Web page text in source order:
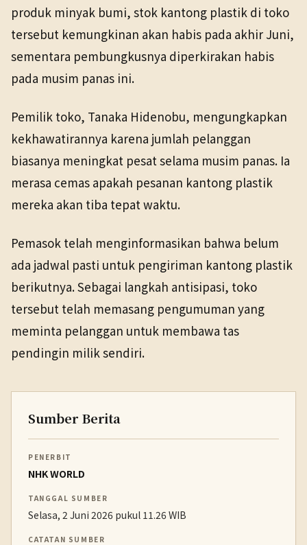
produk minyak bumi, stok kantong plastik di toko
tersebut kemungkinan akan habis pada akhir Juni,
sementara pembungkusnya diperkirakan habis
pada musim panas ini.
Pemilik toko, Tanaka Hidenobu, mengungkapkan
kekhawatirannya karena jumlah pelanggan
biasanya meningkat pesat selama musim panas. Ia
merasa cemas apakah pesanan kantong plastik
mereka akan tiba tepat waktu.
Pemasok telah menginformasikan bahwa belum
ada jadwal pasti untuk pengiriman kantong plastik
berikutnya. Sebagai langkah antisipasi, toko
tersebut telah memasang pengumuman yang
meminta pelanggan untuk membawa tas
pendingin milik sendiri.
Sumber Berita
PENERBIT
NHK WORLD
TANGGAL SUMBER
Selasa, 2 Juni 2026 pukul 11.26 WIB
CATATAN SUMBER